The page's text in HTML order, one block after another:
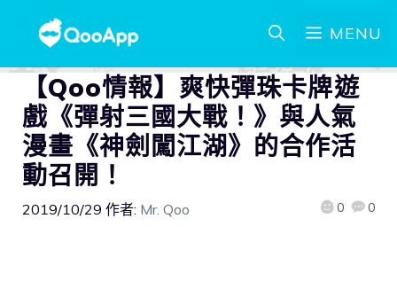
MENU
【Qoo情報】爽快彈珠卡牌遊
戲《彈射三國大戰！》與人氣
漫畫《神劍闖江湖》的合作活
動召開！
2019/10/29 作者: Mr. Qoo 0 0